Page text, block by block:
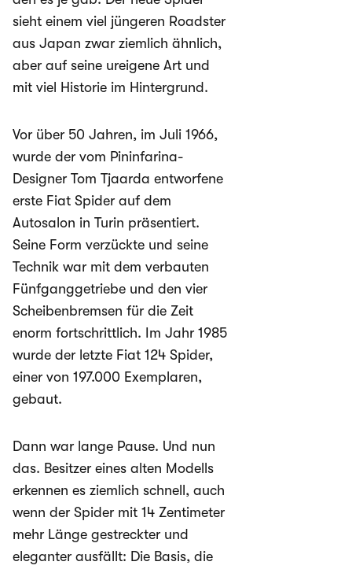
sieht einem viel jüngeren Roadster
aus Japan zwar ziemlich ähnlich,
aber auf seine ureigene Art und
mit viel Historie im Hintergrund.
Vor über 50 Jahren, im Juli 1966,
wurde der vom Pininfarina-
Designer Tom Tjaarda entworfene
erste Fiat Spider auf dem
Autosalon in Turin präsentiert.
Seine Form verzückte und seine
Technik war mit dem verbauten
Fünfganggetriebe und den vier
Scheibenbremsen für die Zeit
enorm fortschrittlich. Im Jahr 1985
wurde der letzte Fiat 124 Spider,
einer von 197.000 Exemplaren,
gebaut.
Dann war lange Pause. Und nun
das. Besitzer eines alten Modells
erkennen es ziemlich schnell, auch
wenn der Spider mit 14 Zentimeter
mehr Länge gestreckter und
eleganter ausfällt: Die Basis, die